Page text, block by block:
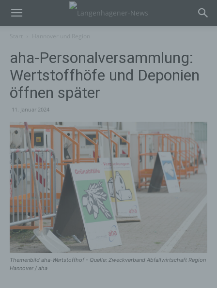
aha-Personalversammlung:
Wertstoffhöfe und Deponien
öffnen später
11. Januar 2024
Themenbild aha-Wertstoffhof - Quelle: Zweckverband Abfallwirtschaft Region
Hannover / aha